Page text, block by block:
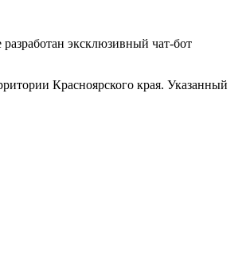
эксклюзивный чат-бот
Красноярского края. Указанный